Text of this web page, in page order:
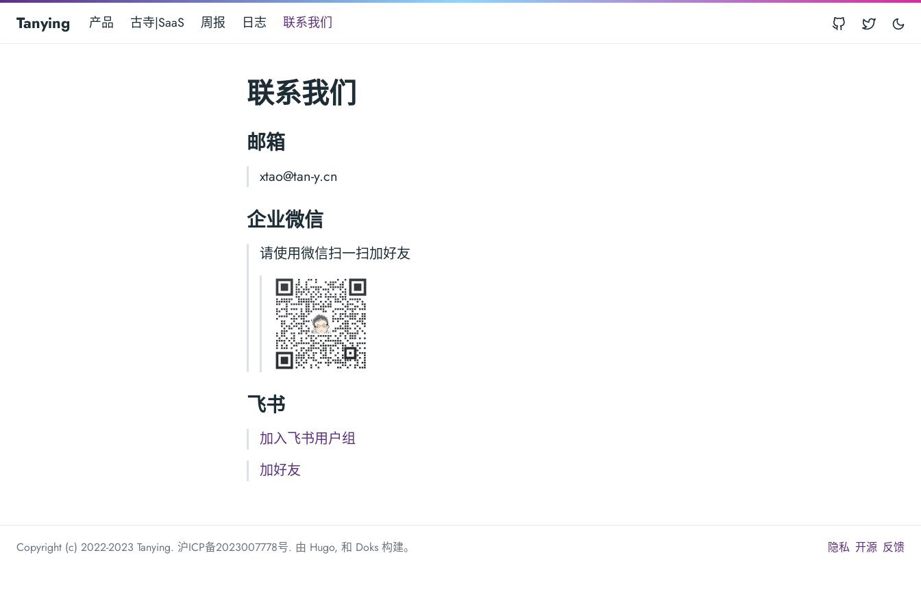
Tanying 产品 古寺|SaaS 周报 日志 联系我们
联系我们
邮箱
xtao@tan-y.cn
企业微信
请使用微信扫一扫加好友
飞书
加入飞书用户组
加好友
Copyright (c) 2022-2023 Tanying. 沪ICP备2023007778号. 由 Hugo, 和 Doks 构建。 隐私 开源 反馈